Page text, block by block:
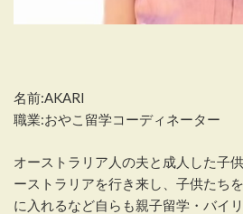
名前:AKARI
職業:おやこ留学コーディネーター
オーストラリア人の夫と成人した子
ーストラリアを行き来し、子供たち
に入れるなど自らも親子留学・バイ